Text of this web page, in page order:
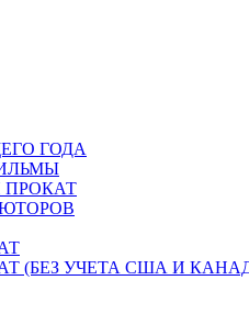
ГОДА
ПРОКАТ
(БЕЗ УЧЕТА США И